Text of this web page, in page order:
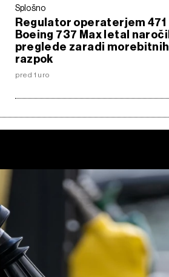
Splošno
Regulator operaterjem 471
Boeing 737 Max letal naročil
preglede zaradi morebitnih
razpok
pred 1 uro